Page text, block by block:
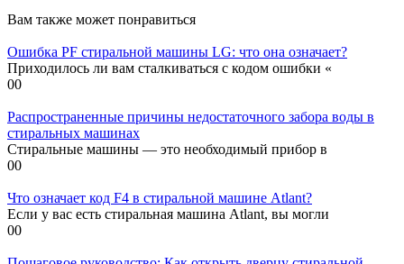
Вам также может понравиться
Ошибка PF стиральной машины LG: что она означает?
Приходилось ли вам сталкиваться с кодом ошибки «
00
Распространенные причины недостаточного забора воды в
стиральных машинах
Стиральные машины — это необходимый прибор в
00
Что означает код F4 в стиральной машине Atlant?
Если у вас есть стиральная машина Atlant, вы могли
00